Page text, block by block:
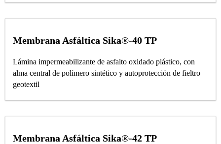
Membrana Asfáltica Sika®-40 TP
Lámina impermeabilizante de asfalto oxidado plástico, con
alma central de polímero sintético y autoprotección de fieltro
geotextil
Membrana Asfáltica Sika®-42 TP